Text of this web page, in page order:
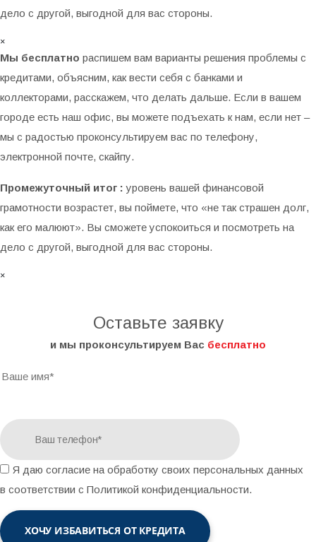
дело с другой, выгодной для вас стороны.
×
Мы бесплатно распишем вам варианты решения проблемы с
кредитами, объясним, как вести себя с банками и
коллекторами, расскажем, что делать дальше. Если в вашем
городе есть наш офис, вы можете подъехать к нам, если нет –
мы с радостью проконсультируем вас по телефону,
электронной почте, скайпу.
Промежуточный итог : уровень вашей финансовой
грамотности возрастет, вы поймете, что «не так страшен долг,
как его малюют». Вы сможете успокоиться и посмотреть на
дело с другой, выгодной для вас стороны.
×
Оставьте заявку
и мы проконсультируем Вас бесплатно
Я даю согласие на обработку своих персональных данных
в соответствии с Политикой конфиденциальности.